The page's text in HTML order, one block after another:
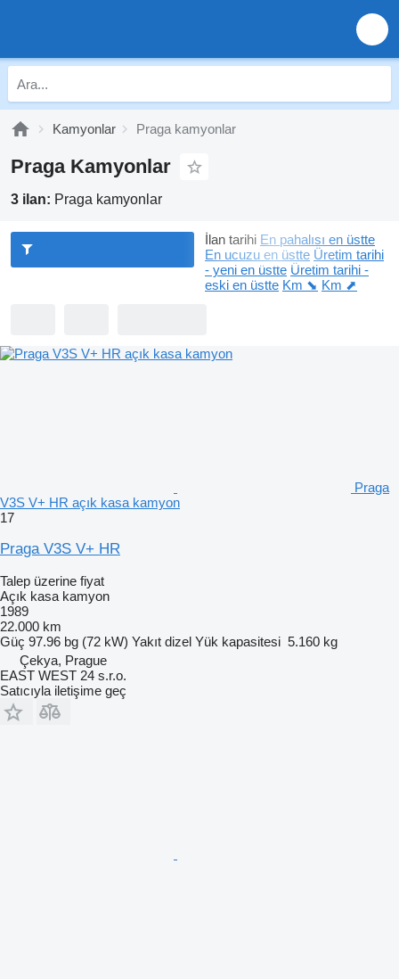
Kamyonlar Praga kamyonlar
Praga Kamyonlar
3 ilan: Praga kamyonlar
İlan tarihi En pahalısı en üstte
En ucuzu en üstte Üretim tarihi
- yeni en üstte Üretim tarihi -
eski en üstte Km ⬊ Km ⬈
Praga
V3S V+ HR açık kasa kamyon
17
Praga V3S V+ HR
Talep üzerine fiyat
Açık kasa kamyon
1989
22.000 km
Güç 97.96 bg (72 kW) Yakıt dizel Yük kapasitesi 5.160 kg
Çekya, Prague
EAST WEST 24 s.r.o.
Satıcıyla iletişime geç